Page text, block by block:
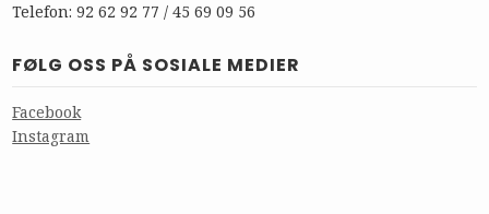
Telefon: 92 62 92 77 / 45 69 09 56
FØLG OSS PÅ SOSIALE MEDIER
Facebook
Instagram